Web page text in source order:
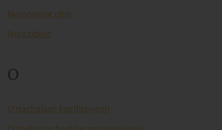
Nomonetar oltin
Norezident
O
O’rtachalash koeffitsiyenti